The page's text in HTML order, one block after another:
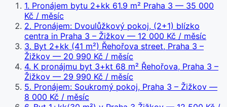
1. Pronájem bytu 2+kk 61.9 m² Praha 3 — 35 000
Kč / měsíc
2. Pronájem: Dvoulůžkový pokoj, (2+1) blízko
centra in Praha 3 – Žižkov — 12 000 Kč / měsíc
3. Byt 2+kk (41 m²) Řehořova street, Praha 3 –
Žižkov — 20 990 Kč / měsíc
4. K pronájmu byt 3+kt 68 m² Řehořova, Praha 3 –
Žižkov — 29 990 Kč / měsíc
5. Pronájem: Soukromý pokoj, Praha 3 – Žižkov —
8 000 Kč / měsíc